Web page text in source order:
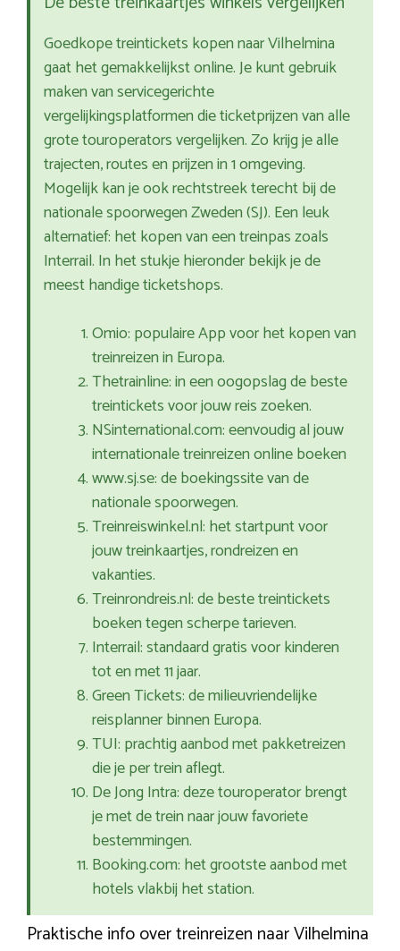
Goedkope treintickets kopen naar Vilhelmina
gaat het gemakkelijkst online. Je kunt gebruik
maken van servicegerichte
vergelijkingsplatformen die ticketprijzen van alle
grote touroperators vergelijken. Zo krijg je alle
trajecten, routes en prijzen in 1 omgeving.
Mogelijk kan je ook rechtstreek terecht bij de
nationale spoorwegen Zweden (SJ). Een leuk
alternatief: het kopen van een treinpas zoals
Interrail. In het stukje hieronder bekijk je de
meest handige ticketshops.
Omio: populaire App voor het kopen van
treinreizen in Europa.
Thetrainline: in een oogopslag de beste
treintickets voor jouw reis zoeken.
NSinternational.com: eenvoudig al jouw
internationale treinreizen online boeken
www.sj.se: de boekingssite van de
nationale spoorwegen.
Treinreiswinkel.nl: het startpunt voor
jouw treinkaartjes, rondreizen en
vakanties.
Treinrondreis.nl: de beste treintickets
boeken tegen scherpe tarieven.
Interrail: standaard gratis voor kinderen
tot en met 11 jaar.
Green Tickets: de milieuvriendelijke
reisplanner binnen Europa.
TUI: prachtig aanbod met pakketreizen
die je per trein aflegt.
De Jong Intra: deze touroperator brengt
je met de trein naar jouw favoriete
bestemmingen.
Booking.com: het grootste aanbod met
hotels vlakbij het station.
Praktische info over treinreizen naar Vilhelmina